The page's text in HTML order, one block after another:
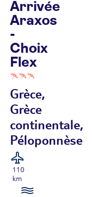
Arrivée
Araxos
-
Choix
Flex
Grèce,
Grèce
continentale,
Péloponnèse
110
km